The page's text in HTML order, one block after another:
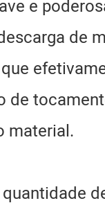
e
de
de
material.